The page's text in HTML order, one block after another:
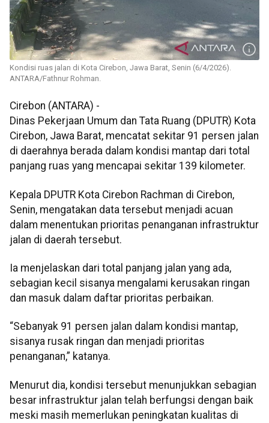
Kondisi ruas jalan di Kota Cirebon, Jawa Barat, Senin (6/4/2026).
ANTARA/Fathnur Rohman.
Cirebon (ANTARA) -
Dinas Pekerjaan Umum dan Tata Ruang (DPUTR) Kota
Cirebon, Jawa Barat, mencatat sekitar 91 persen jalan
di daerahnya berada dalam kondisi mantap dari total
panjang ruas yang mencapai sekitar 139 kilometer.
Kepala DPUTR Kota Cirebon Rachman di Cirebon,
Senin, mengatakan data tersebut menjadi acuan
dalam menentukan prioritas penanganan infrastruktur
jalan di daerah tersebut.
Ia menjelaskan dari total panjang jalan yang ada,
sebagian kecil sisanya mengalami kerusakan ringan
dan masuk dalam daftar prioritas perbaikan.
“Sebanyak 91 persen jalan dalam kondisi mantap,
sisanya rusak ringan dan menjadi prioritas
penanganan,” katanya.
Menurut dia, kondisi tersebut menunjukkan sebagian
besar infrastruktur jalan telah berfungsi dengan baik
meski masih memerlukan peningkatan kualitas di